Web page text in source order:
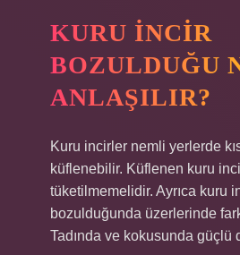
KURU INCIR
BOZULDUĞU
ANLAŞILIR?
Kuru incirler nemli yerlerde
küflenebilir. Küflenen kuru
tüketilmemelidir. Ayrıca kuru
bozulduğunda üzerlerinde
Tadında ve kokusunda güçlü